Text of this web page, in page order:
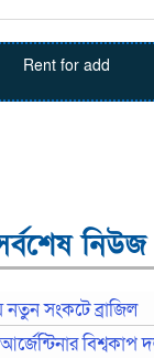
Rent for add
নিউজ
নতুন সংকটে ব্রাজিল
বিশ্বকাপ